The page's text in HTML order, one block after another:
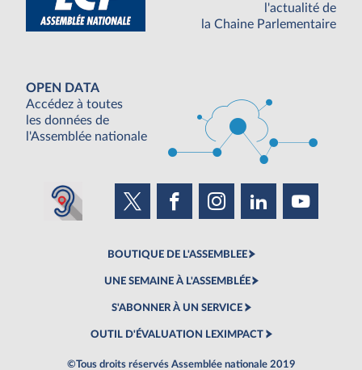
l'actualité de
la Chaine Parlementaire
OPEN DATA
Accédez à toutes
les données de
l'Assemblée nationale
BOUTIQUE DE L'ASSEMBLEE
UNE SEMAINE À L'ASSEMBLÉE
S'ABONNER À UN SERVICE
OUTIL D'ÉVALUATION LEXIMPACT
©Tous droits réservés Assemblée nationale 2019